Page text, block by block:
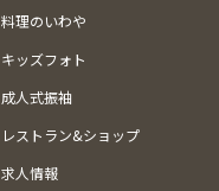
料理のいわや
キッズフォト
成人式振袖
レストラン&ショップ
求人情報